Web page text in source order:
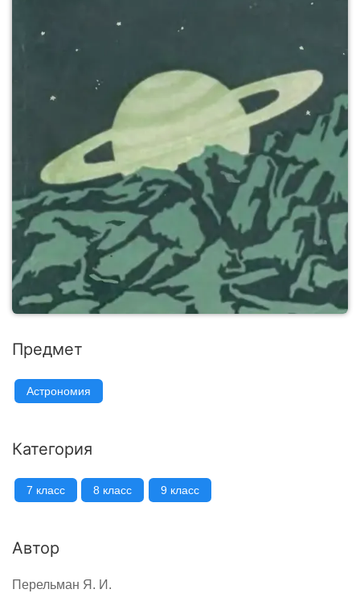
Предмет
Астрономия
Категория
7 класс 8 класс 9 класс
Автор
Перельман Я. И.